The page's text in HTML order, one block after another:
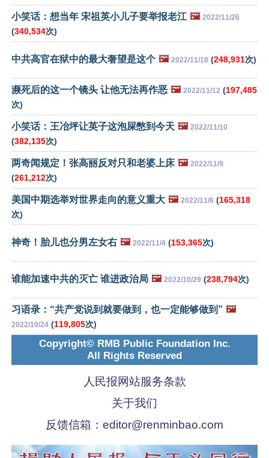
小笑话：想当年 宋祖英小儿子要举报老江 🖼️ 2022/11/26
(340,534次)
中共高官在狱中的最大奢望是这个 🖼️ 2022/11/18 (248,931次)
濒死后的这一个镜头 让他无法再作恶 🖼️ 2022/11/12 (197,485
次)
小笑话：王冶坪让英子这泡屎憋到今天 🖼️ 2022/11/10
(382,135次)
两奇闻规定！张高丽反对只和老婆上床 🖼️ 2022/11/9
(261,212次)
美国中期选举对世界走向的意义重大 🖼️ 2022/11/6 (165,318
次)
神奇！胎儿也分男左女右 🖼️ 2022/11/4 (153,365次)
谁能加速中共的灭亡 谁进政治局 🖼️ 2022/10/29 (238,794次)
习语录：“共产党说到就要做到，也一定能够做到” 🖼️
2022/10/24 (119,805次)
Copyright© RMB Public Foundation Inc.
All Rights Reserved
人民报网站服务条款
关于我们
反馈信箱： editor@renminbao.com